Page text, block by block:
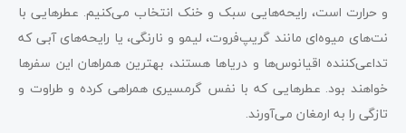
و حرارت است، رایحه‌هایی سبک و خنک انتخاب می‌کنیم. عطرهایی با
نت‌های میوه‌ای مانند گریپ‌فروت، لیمو و نارنگی، یا رایحه‌های آبی که
تداعی‌کننده اقیانوس‌ها و دریاها هستند، بهترین همراهان این سفرها
خواهند بود. عطرهایی که با نفس گرمسیری همراهی کرده و طراوت و
تازگی را به ارمغان می‌آورند.